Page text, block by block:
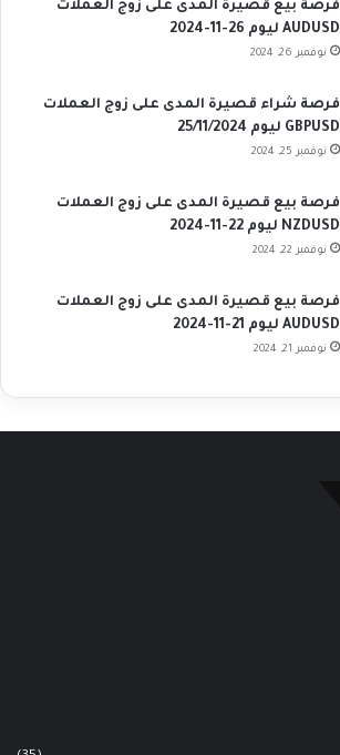
فرصة بيع قصيرة المدى على زوج العملات
AUDUSD ليوم 26-11-2024
نوفمبر 26, 2024
فرصة شراء قصيرة المدى على زوج العملات
GBPUSD ليوم 25/11/2024
نوفمبر 25, 2024
فرصة بيع قصيرة المدى على زوج العملات
NZDUSD ليوم 22-11-2024
نوفمبر 22, 2024
فرصة بيع قصيرة المدى على زوج العملات
AUDUSD ليوم 21-11-2024
نوفمبر 21, 2024